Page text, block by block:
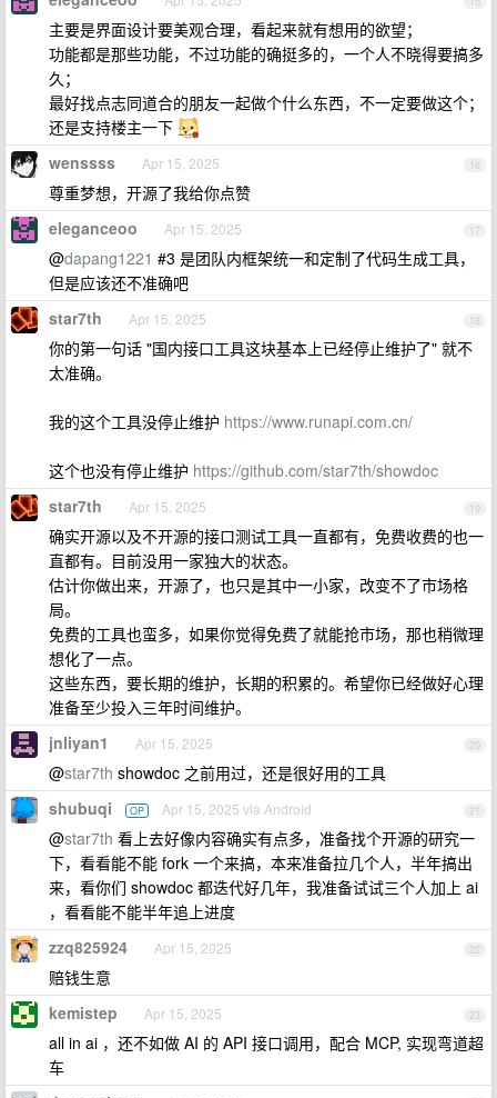
主要是界面设计要美观合理，看起来就有想用的欲望；
功能都是那些功能，不过功能的确挺多的，一个人不晓得要搞多
久；
最好找点志同道合的朋友一起做个什么东西，不一定要做这个；
还是支持楼主一下
16
wenssss Apr 15, 2025
尊重梦想，开源了我给你点赞
17
eleganceoo Apr 15, 2025
@dapang1221 #3 是团队内框架统一和定制了代码生成工具，
但是应该还不准确吧
18
star7th Apr 15, 2025
你的第一句话 "国内接口工具这块基本上已经停止维护了" 就不
太准确。
我的这个工具没停止维护 https://www.runapi.com.cn/
这个也没有停止维护 https://github.com/star7th/showdoc
19
star7th Apr 15, 2025
确实开源以及不开源的接口测试工具一直都有，免费收费的也一
直都有。目前没用一家独大的状态。
估计你做出来，开源了，也只是其中一小家，改变不了市场格
局。
免费的工具也蛮多，如果你觉得免费了就能抢市场，那也稍微理
想化了一点。
这些东西，要长期的维护，长期的积累的。希望你已经做好心理
准备至少投入三年时间维护。
20
jnliyan1 Apr 15, 2025
@star7th showdoc 之前用过，还是很好用的工具
21
shubuqi OP Apr 15, 2025 via Android
@star7th 看上去好像内容确实有点多，准备找个开源的研究一
下，看看能不能 fork 一个来搞，本来准备拉几个人，半年搞出
来，看你们 showdoc 都迭代好几年，我准备试试三个人加上 ai
，看看能不能半年追上进度
22
zzq825924 Apr 15, 2025
赔钱生意
23
kemistep Apr 15, 2025
all in ai ，还不如做 AI 的 API 接口调用，配合 MCP, 实现弯道超
车